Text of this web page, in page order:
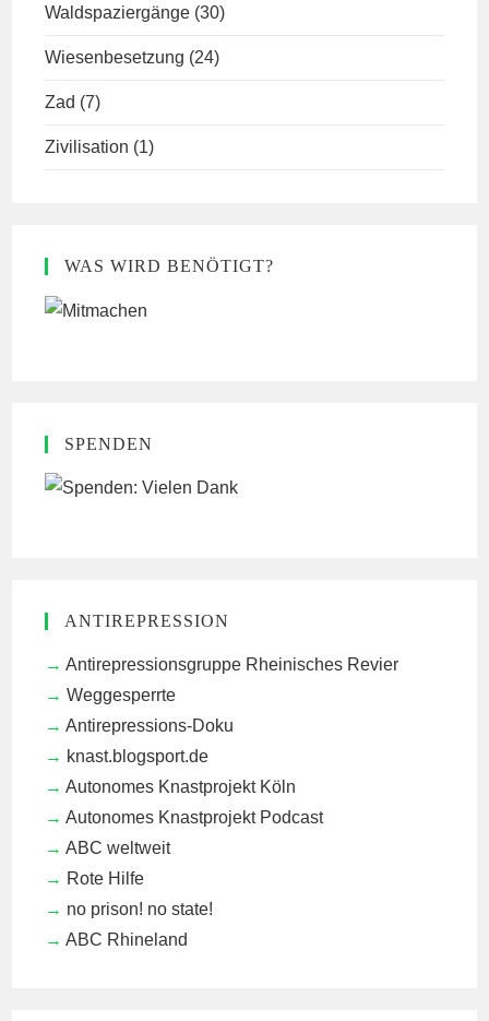
Waldspaziergänge (30)
Wiesenbesetzung (24)
Zad (7)
Zivilisation (1)
WAS WIRD BENÖTIGT?
SPENDEN
ANTIREPRESSION
Antirepressionsgruppe Rheinisches Revier
Weggesperrte
Antirepressions-Doku
knast.blogsport.de
Autonomes Knastprojekt Köln
Autonomes Knastprojekt Podcast
ABC weltweit
Rote Hilfe
no prison! no state!
ABC Rhineland